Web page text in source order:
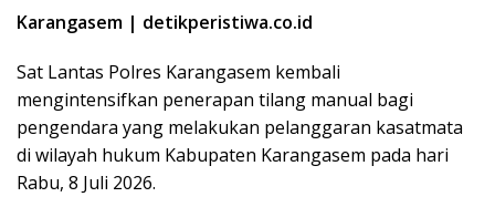
Karangasem | detikperistiwa.co.id
Sat Lantas Polres Karangasem kembali
mengintensifkan penerapan tilang manual bagi
pengendara yang melakukan pelanggaran kasatmata
di wilayah hukum Kabupaten Karangasem pada hari
Rabu, 8 Juli 2026.